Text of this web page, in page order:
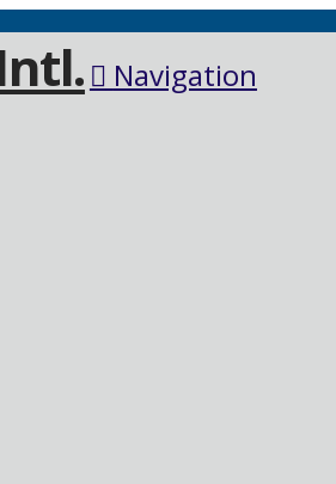
Navigation